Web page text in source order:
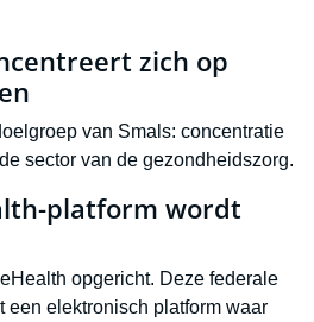
zich op
van Smals: concentratie
sector van de gezondheidszorg.
platform wordt
opgericht. Deze federale
elektronisch platform waar